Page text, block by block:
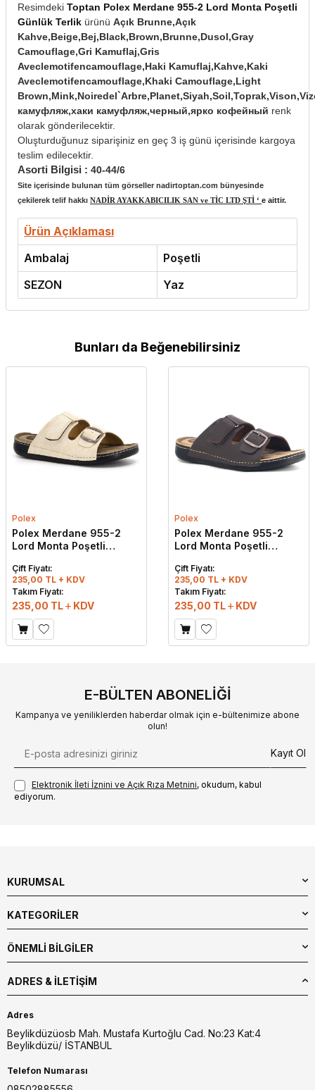
Resimdeki Toptan Polex Merdane 955-2 Lord Monta Poşetli
Günlük Terlik ürünü Açık Brunne,Açık
Kahve,Beige,Bej,Black,Brown,Brunne,Dusol,Gray
Camouflage,Gri Kamuflaj,Gris
Aveclemotifencamouflage,Haki Kamuflaj,Kahve,Kaki
Aveclemotifencamouflage,Khaki Camouflage,Light
камуфляж,хаки камуфляж,черный,ярко кофейный renk
olarak gönderilecektir.
Oluşturduğunuz siparişiniz en geç 3 iş günü içerisinde kargoya
teslim edilecektir.
Asorti Bilgisi : 40-44/6
Site içerisinde bulunan tüm görseller nadirtoptan.com bünyesinde
çekilerek telif hakkı NADİR AYAKKABICILIK SAN ve TİC LTD ŞTİ ‘ e aittir.
Ürün Açıklaması
Ambalaj
Poşetli
SEZON
Yaz
Bunları da Beğenebilirsiniz
Polex
Polex Merdane 955-2
Lord Monta Poşetli
Çift Fiyatı:
235,00 TL + KDV
Takım Fiyatı:
235,00 TL KDV
Polex
Polex Merdane 955-2
Lord Monta Poşetli
Çift Fiyatı:
235,00 TL + KDV
Takım Fiyatı:
235,00 TL KDV
E-BÜLTEN ABONELIĞI
Kampanya ve yeniliklerden haberdar olmak için e-bültenimize abone
olun!
Kayıt Ol
Elektronik İleti İzni‌ni ve Açık Rıza Metni‌ni, okudum, kabul
ediyorum.
KURUMSAL
KATEGORİLER
ÖNEMLİ BİLGİLER
ADRES & İLETIŞIM
Adres
Beylikdüzüosb Mah. Mustafa Kurtoğlu Cad. No:23 Kat:4
Beylikdüzü/ İSTANBUL
Telefon Numarası